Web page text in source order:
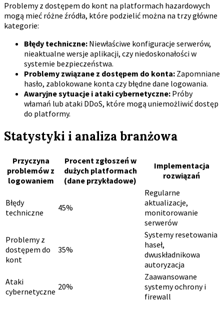
Problemy z dostępem do kont na platformach hazardowych
mogą mieć różne źródła, które podzielić można na trzy główne
kategorie:
Błędy techniczne: Niewłaściwe konfiguracje serwerów,
nieaktualne wersje aplikacji, czy niedoskonałości w
systemie bezpieczeństwa.
Problemy związane z dostępem do konta: Zapomniane
hasło, zablokowane konta czy błędne dane logowania.
Awaryjne sytuacje i ataki cybernetyczne: Próby
włamań lub ataki DDoS, które mogą uniemożliwić dostęp
do platformy.
Statystyki i analiza branżowa
Przyczyna
problemów z
logowaniem
Procent zgłoszeń w
dużych platformach
(dane przykładowe)
Implementacja
rozwiązań
Błędy
techniczne
45%
Regularne
aktualizacje,
monitorowanie
serwerów
Problemy z
dostępem do
kont
35%
Systemy resetowania
haseł,
dwuskładnikowa
autoryzacja
Ataki
cybernetyczne 20%
Zaawansowane
systemy ochrony i
firewall